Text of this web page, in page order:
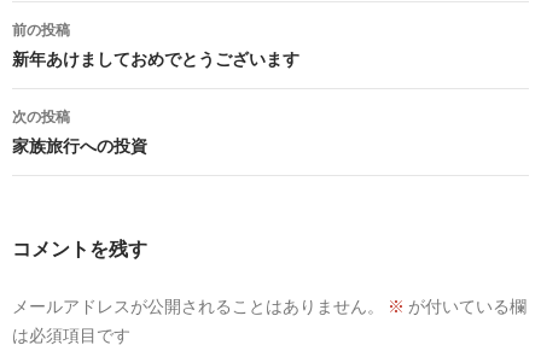
投
稿
ナ
ビ
ゲ
ョ
前の投稿
新年あけましておめでとうございます
次の投稿
家族旅行への投資
コメントを残す
メールアドレスが公開されることはありません。 ※ が付いている欄
は必須項目です